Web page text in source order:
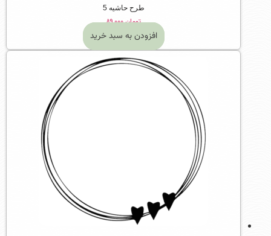
طرح حاشیه 5
تومان۸۹,۰۰۰
افزودن به سبد خرید